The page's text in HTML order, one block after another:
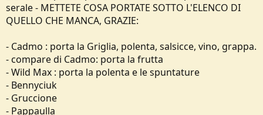
serale - METTETE COSA PORTATE SOTTO L'ELENCO DI
QUELLO CHE MANCA, GRAZIE:
- Cadmo : porta la Griglia, polenta, salsicce, vino, grappa.
- compare di Cadmo: porta la frutta
- Wild Max : porta la polenta e le spuntature
- Bennyciuk
- Gruccione
- Pappaulla